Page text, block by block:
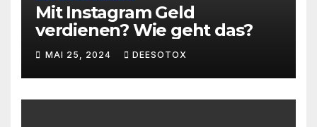
Mit Instagram Geld
verdienen? Wie geht das?
MAI 25, 2024 DEESOTOX